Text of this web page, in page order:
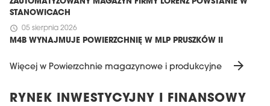
ZAUTOMATYZOWANY MAGAZYN FIRMY LORENZ POWSTANIE W
STANOWICACH
schedule 05 sierpnia 2026
M4B WYNAJMUJE POWIERZCHNIĘ W MLP PRUSZKÓW II
Więcej w Powierzchnie magazynowe i produkcyjne arrow_forward
RYNEK INWESTYCYJNY I FINANSOWY